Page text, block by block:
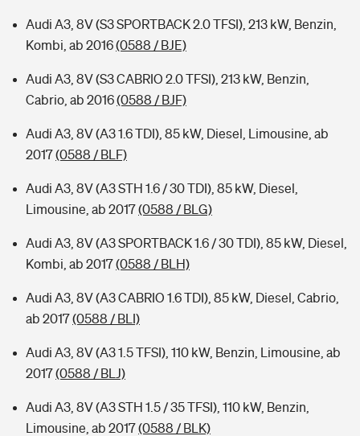
Audi A3, 8V (S3 SPORTBACK 2.0 TFSI), 213 kW, Benzin,
Kombi, ab 2016(0588 / BJE)
Audi A3, 8V (S3 CABRIO 2.0 TFSI), 213 kW, Benzin,
Cabrio, ab 2016(0588 / BJF)
Audi A3, 8V (A3 1.6 TDI), 85 kW, Diesel, Limousine, ab
2017(0588 / BLF)
Audi A3, 8V (A3 STH 1.6 / 30 TDI), 85 kW, Diesel,
Limousine, ab 2017(0588 / BLG)
Audi A3, 8V (A3 SPORTBACK 1.6 / 30 TDI), 85 kW, Diesel,
Kombi, ab 2017(0588 / BLH)
Audi A3, 8V (A3 CABRIO 1.6 TDI), 85 kW, Diesel, Cabrio,
ab 2017(0588 / BLI)
Audi A3, 8V (A3 1.5 TFSI), 110 kW, Benzin, Limousine, ab
2017(0588 / BLJ)
Audi A3, 8V (A3 STH 1.5 / 35 TFSI), 110 kW, Benzin,
Limousine, ab 2017(0588 / BLK)